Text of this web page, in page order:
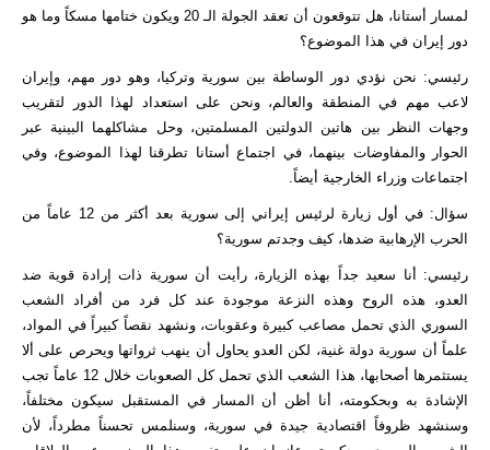
لمسار أستانا، هل تتوقعون أن تعقد الجولة الـ 20 ويكون ختامها مسكاً وما هو
دور إيران في هذا الموضوع؟
رئيسي: نحن نؤدي دور الوساطة بين سورية وتركيا، وهو دور مهم، وإيران
لاعب مهم في المنطقة والعالم، ونحن على استعداد لهذا الدور لتقريب
وجهات النظر بين هاتين الدولتين المسلمتين، وحل مشاكلهما البينية عبر
الحوار والمفاوضات بينهما، في اجتماع أستانا تطرقنا لهذا الموضوع، وفي
اجتماعات وزراء الخارجية أيضاً.
سؤال: في أول زيارة لرئيس إيراني إلى سورية بعد أكثر من 12 عاماً من
الحرب الإرهابية ضدها، كيف وجدتم سورية؟
رئيسي: أنا سعيد جداً بهذه الزيارة، رأيت أن سورية ذات إرادة قوية ضد
العدو، هذه الروح وهذه النزعة موجودة عند كل فرد من أفراد الشعب
السوري الذي تحمل مصاعب كبيرة وعقوبات، ونشهد نقصاً كبيراً في المواد،
علماً أن سورية دولة غنية، لكن العدو يحاول أن ينهب ثرواتها ويحرص على ألا
يستثمرها أصحابها، هذا الشعب الذي تحمل كل الصعوبات خلال 12 عاماً تجب
الإشادة به وبحكومته، أنا أظن أن المسار في المستقبل سيكون مختلفاً،
وسنشهد ظروفاً اقتصادية جيدة في سورية، وسنلمس تحسناً مطرداً، لأن